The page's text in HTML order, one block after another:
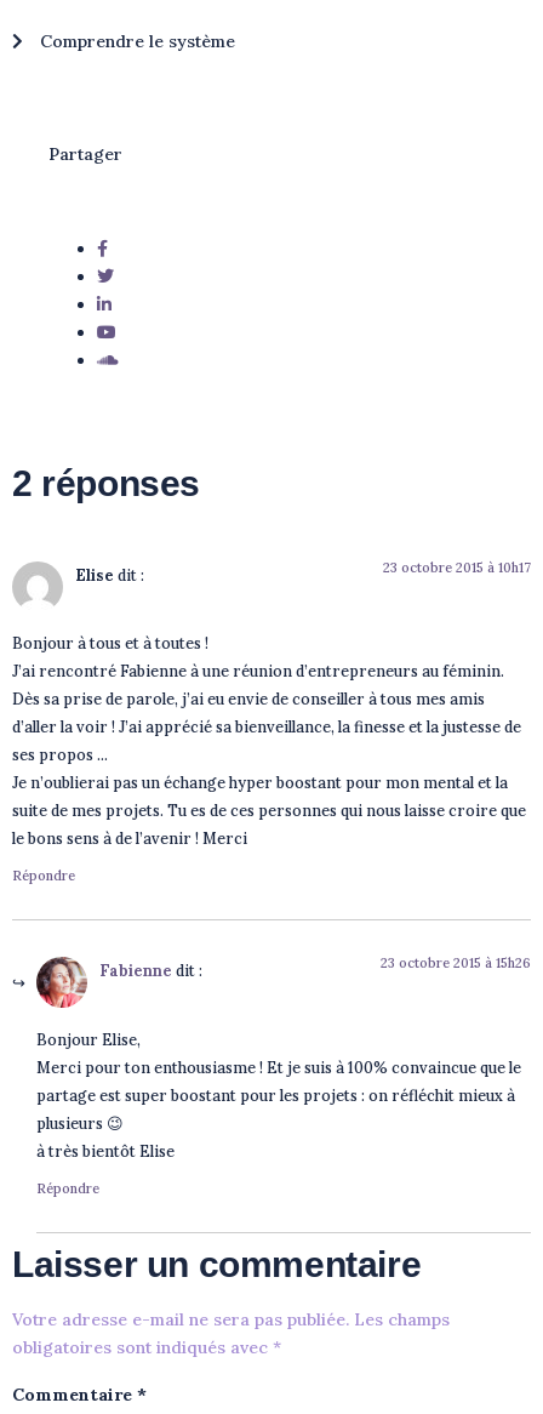
Comprendre le système
Partager
2 réponses
Elise dit : 23 octobre 2015 à 10h17
Bonjour à tous et à toutes !
J’ai rencontré Fabienne à une réunion d’entrepreneurs au féminin.
Dès sa prise de parole, j’ai eu envie de conseiller à tous mes amis
d’aller la voir ! J’ai apprécié sa bienveillance, la finesse et la justesse de
ses propos …
Je n’oublierai pas un échange hyper boostant pour mon mental et la
suite de mes projets. Tu es de ces personnes qui nous laisse croire que
le bons sens à de l’avenir ! Merci
Répondre
Fabienne dit : 23 octobre 2015 à 15h26
Bonjour Elise,
Merci pour ton enthousiasme ! Et je suis à 100% convaincue que le
partage est super boostant pour les projets : on réfléchit mieux à
plusieurs 😉
à très bientôt Elise
Répondre
Laisser un commentaire
Votre adresse e-mail ne sera pas publiée. Les champs
obligatoires sont indiqués avec *
Commentaire *